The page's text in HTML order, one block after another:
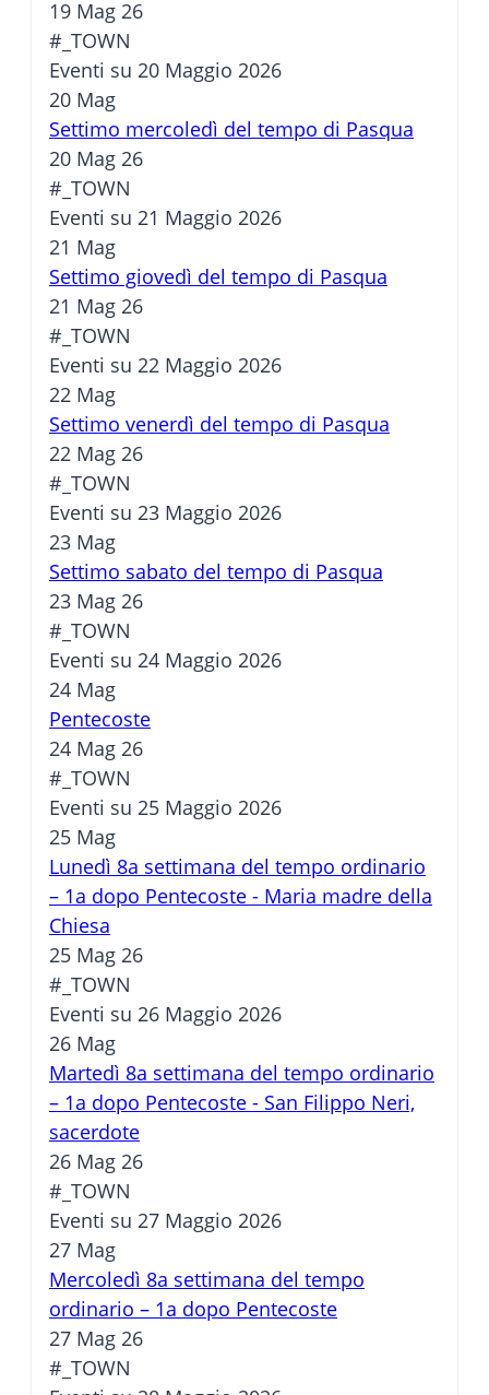
19 Mag 26
#_TOWN
Eventi su 20 Maggio 2026
20 Mag
Settimo mercoledì del tempo di Pasqua
20 Mag 26
#_TOWN
Eventi su 21 Maggio 2026
21 Mag
Settimo giovedì del tempo di Pasqua
21 Mag 26
#_TOWN
Eventi su 22 Maggio 2026
22 Mag
Settimo venerdì del tempo di Pasqua
22 Mag 26
#_TOWN
Eventi su 23 Maggio 2026
23 Mag
Settimo sabato del tempo di Pasqua
23 Mag 26
#_TOWN
Eventi su 24 Maggio 2026
24 Mag
Pentecoste
24 Mag 26
#_TOWN
Eventi su 25 Maggio 2026
25 Mag
Lunedì 8a settimana del tempo ordinario
– 1a dopo Pentecoste - Maria madre della
Chiesa
25 Mag 26
#_TOWN
Eventi su 26 Maggio 2026
26 Mag
Martedì 8a settimana del tempo ordinario
– 1a dopo Pentecoste - San Filippo Neri,
sacerdote
26 Mag 26
#_TOWN
Eventi su 27 Maggio 2026
27 Mag
Mercoledì 8a settimana del tempo
ordinario – 1a dopo Pentecoste
27 Mag 26
#_TOWN